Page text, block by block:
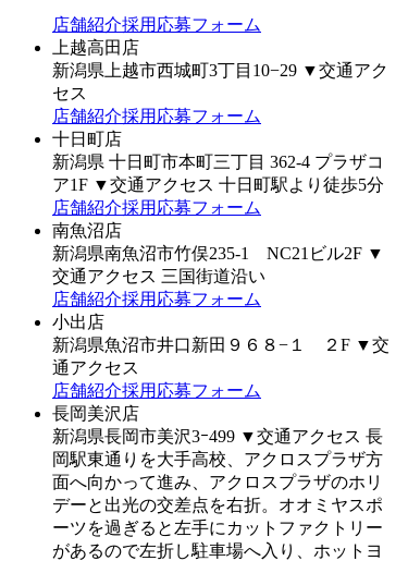
店舗紹介採用応募フォーム
上越高田店
新潟県上越市西城町3丁目10−29 ▼交通アク
セス
店舗紹介採用応募フォーム
十日町店
新潟県 十日町市本町三丁目 362-4 プラザコ
ア1F ▼交通アクセス 十日町駅より徒歩5分
店舗紹介採用応募フォーム
南魚沼店
新潟県南魚沼市竹俣235-1 NC21ビル2F ▼
交通アクセス 三国街道沿い
店舗紹介採用応募フォーム
小出店
新潟県魚沼市井口新田９６８−１ ２F ▼交
通アクセス
店舗紹介採用応募フォーム
長岡美沢店
新潟県長岡市美沢3ｰ499 ▼交通アクセス 長
岡駅東通りを大手高校、アクロスプラザ方
面へ向かって進み、アクロスプラザのホリ
デーと出光の交差点を右折。オオミヤスポ
ーツを過ぎると左手にカットファクトリー
があるので左折し駐車場へ入り、ホットヨ